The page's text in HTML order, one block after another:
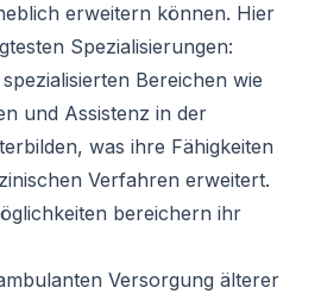
erweitern können. Hier
Spezialisierungen:
Bereichen wie
und Assistenz in der
was ihre Fähigkeiten
Verfahren erweitert.
bereichern ihr
Versorgung älterer